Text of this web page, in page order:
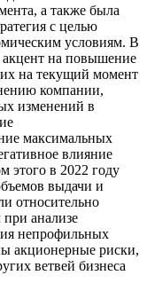
а также была
с целью
условиям. В
на повышение
на текущий момент
компании,
изменений в
максимальных
влияние
этого в 2022 году
выдачи и
относительно
при анализе
непрофильных
акционерные риски,
ветвей бизнеса